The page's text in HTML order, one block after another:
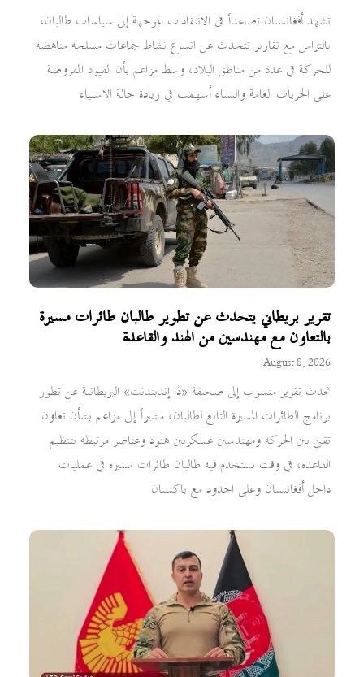
تشهد أفغانستان تصاعداً في الانتقادات الموجهة إلى سياسات طالبان،
بالتزامن مع تقارير تتحدث عن اتساع نشاط جماعات مسلحة مناهضة
للحركة في عدد من مناطق البلاد، وسط مزاعم بأن القيود المفروضة
على الحريات العامة والنساء أسهمت في زيادة حالة الاستياء
تقرير بريطاني يتحدث عن تطوير طالبان طائرات مسيرة
بالتعاون مع مهندسين من الهند والقاعدة
August 8, 2026
تحدث تقرير منسوب إلى صحيفة «ذا إندبندنت» البريطانية عن تطور
برنامج الطائرات المسيرة التابع لطالبان، مشيراً إلى مزاعم بشأن تعاون
تقني بين الحركة ومهندسين عسكريين هنود وعناصر مرتبطة بتنظيم
القاعدة، في وقت تستخدم فيه طالبان طائرات مسيرة في عمليات
داخل أفغانستان وعلى الحدود مع باكستان